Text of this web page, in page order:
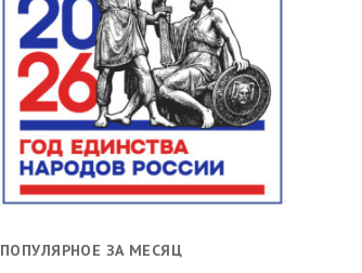
ПОПУЛЯРНОЕ ЗА МЕСЯЦ